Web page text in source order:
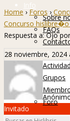
Info
Sobre
FAQs
Hislibreños
Actividad
Grupos
Foro
Home › Foros ›
Concurso hislibre�o
Respuesta a: Ojo
28 noviembre, 2024
Invitado